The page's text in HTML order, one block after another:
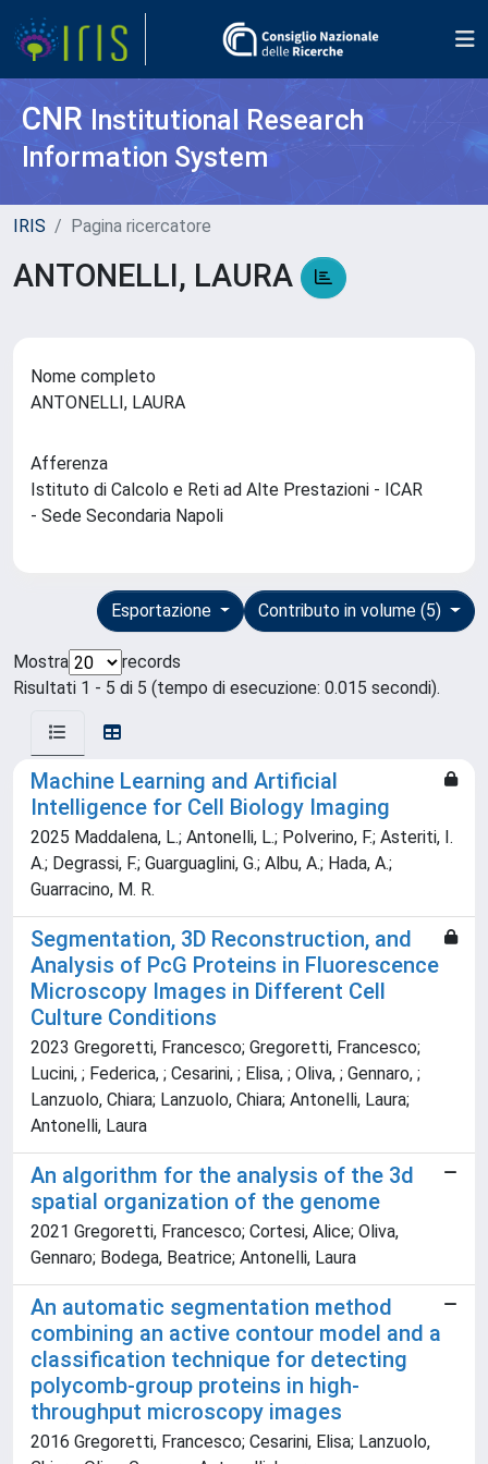
CNR Institutional Research
Information System
IRIS Pagina ricercatore
ANTONELLI, LAURA
Nome completo
ANTONELLI, LAURA
Afferenza
Istituto di Calcolo e Reti ad Alte Prestazioni - ICAR
- Sede Secondaria Napoli
Contributo in volume (5)
Esportazione
Mostra
records
Risultati 1 - 5 di 5 (tempo di esecuzione: 0.015 secondi).
Machine Learning and Artificial
Intelligence for Cell Biology Imaging
2025 Maddalena, L.; Antonelli, L.; Polverino, F.; Asteriti, I.
A.; Degrassi, F.; Guarguaglini, G.; Albu, A.; Hada, A.;
Guarracino, M. R.
Segmentation, 3D Reconstruction, and
Analysis of PcG Proteins in Fluorescence
Microscopy Images in Different Cell
Culture Conditions
2023 Gregoretti, Francesco; Gregoretti, Francesco;
Lucini, ; Federica, ; Cesarini, ; Elisa, ; Oliva, ; Gennaro, ;
Lanzuolo, Chiara; Lanzuolo, Chiara; Antonelli, Laura;
Antonelli, Laura
An algorithm for the analysis of the 3d
spatial organization of the genome
2021 Gregoretti, Francesco; Cortesi, Alice; Oliva,
Gennaro; Bodega, Beatrice; Antonelli, Laura
An automatic segmentation method
combining an active contour model and a
classification technique for detecting
polycomb-group proteins in high-
throughput microscopy images
2016 Gregoretti, Francesco; Cesarini, Elisa; Lanzuolo,